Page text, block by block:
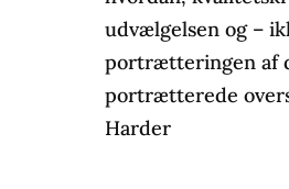
udvælgelsen og –
portrætteringen af
portrætterede
Harder